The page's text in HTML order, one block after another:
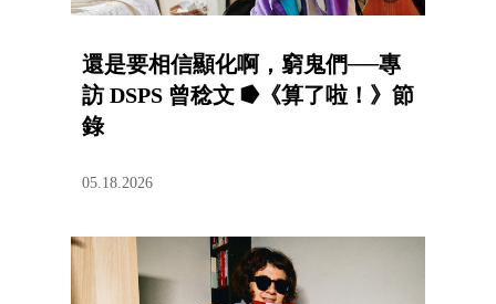
還是要相信顯化啊，窮鬼們──專
訪 DSPS 曾稔文 ⭓《算了啦！》節
錄
05.18.2026